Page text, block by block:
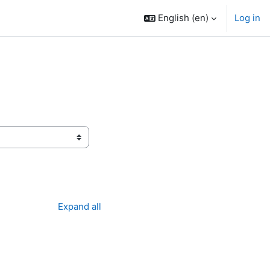
English ‎(en)‎ Log in
Expand all